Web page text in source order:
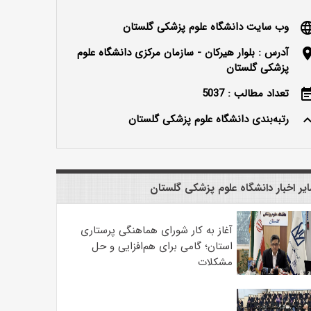
وب سایت دانشگاه علوم پزشکی گلستان
آدرس : بلوار هیرکان - سازمان مرکزی دانشگاه علوم
پزشکی گلستان
تعداد مطالب : 5037
keyboard_arrow_up
رتبه‌بندی دانشگاه علوم پزشکی گلستان
اخبار دانشگاه علوم پزشکی گلستان
آغاز به کار شورای هماهنگی پرستاری
استان؛ گامی برای هم‌افزایی و حل
مشکلات